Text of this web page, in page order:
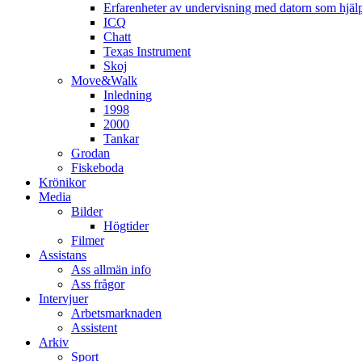
Erfarenheter av undervisning med datorn som
ICQ
Chatt
Texas Instrument
Skoj
Move&Walk
Inledning
1998
2000
Tankar
Grodan
Fiskeboda
Krönikor
Media
Bilder
Högtider
Filmer
Assistans
Ass allmän info
Ass frågor
Intervjuer
Arbetsmarknaden
Assistent
Arkiv
Sport